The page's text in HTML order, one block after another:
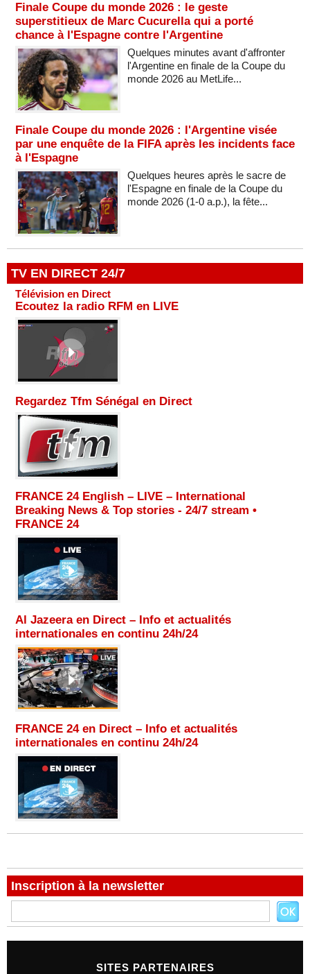
Finale Coupe du monde 2026 : le geste
superstitieux de Marc Cucurella qui a porté
chance à l'Espagne contre l'Argentine
Quelques minutes avant d'affronter
l'Argentine en finale de la Coupe du
monde 2026 au MetLife...
Finale Coupe du monde 2026 : l'Argentine visée
par une enquête de la FIFA après les incidents face
à l'Espagne
Quelques heures après le sacre de
l'Espagne en finale de la Coupe du
monde 2026 (1-0 a.p.), la fête...
TV EN DIRECT 24/7
Télévision en Direct
Ecoutez la radio RFM en LIVE
Regardez Tfm Sénégal en Direct
FRANCE 24 English – LIVE – International
Breaking News & Top stories - 24/7 stream •
FRANCE 24
Al Jazeera en Direct – Info et actualités
internationales en continu 24h/24
FRANCE 24 en Direct – Info et actualités
internationales en continu 24h/24
Inscription à la newsletter
SITES PARTENAIRES